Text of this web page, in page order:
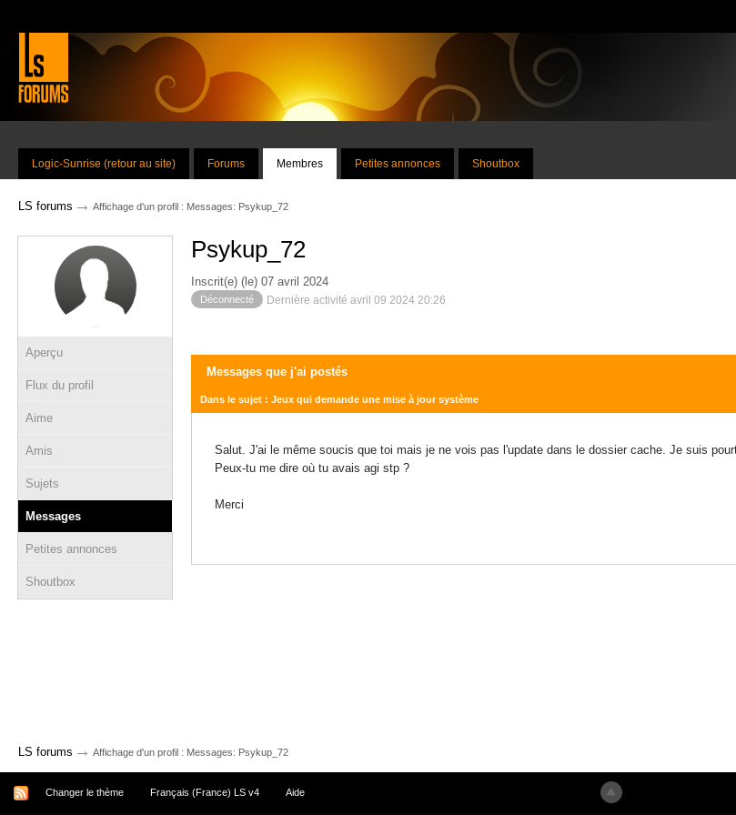
Logic-Sunrise (retour au site) Forums Membres Petites annonces Shoutbox
LS forums → Affichage d'un profil : Messages: Psykup_72
Aperçu
Flux du profil
Aime
Amis
Sujets
Messages
Petites annonces
Shoutbox
Psykup_72
Inscrit(e) (le) 07 avril 2024
Déconnecté Dernière activité avril 09 2024 20:26
Messages que j'ai postés
Dans le sujet : Jeux qui demande une mise à jour système
Salut. J'ai le même soucis que toi mais je ne vois pas l'update dans le dossier cache. Je suis
Peux-tu me dire où tu avais agi stp ?
Merci
LS forums → Affichage d'un profil : Messages: Psykup_72
Changer le thème Français (France) LS v4 Aide